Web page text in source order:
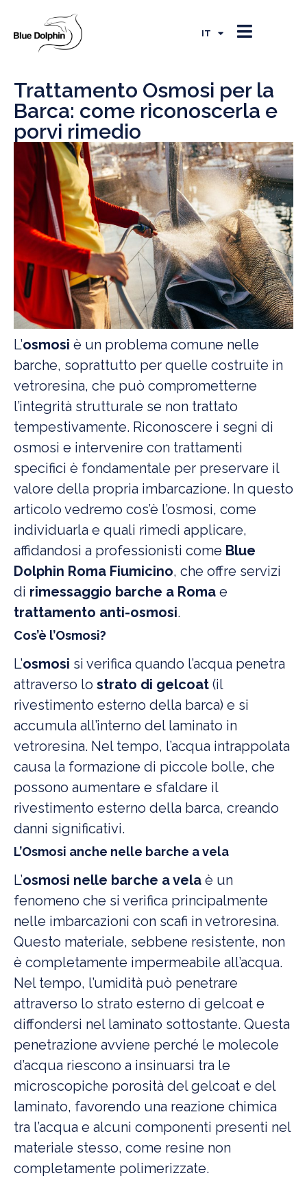
IT
ES
Trattamento Osmosi per la
Barca: come riconoscerla e
porvi rimedio
L’osmosi è un problema comune nelle
barche, soprattutto per quelle costruite in
vetroresina, che può comprometterne
l’integrità strutturale se non trattato
tempestivamente. Riconoscere i segni di
osmosi e intervenire con trattamenti
specifici è fondamentale per preservare il
valore della propria imbarcazione. In questo
articolo vedremo cos’è l’osmosi, come
individuarla e quali rimedi applicare,
affidandosi a professionisti come Blue
Dolphin Roma Fiumicino, che offre servizi
di rimessaggio barche a Roma e
trattamento anti-osmosi.
Cos’è l’Osmosi?
L’osmosi si verifica quando l’acqua penetra
attraverso lo strato di gelcoat (il
rivestimento esterno della barca) e si
accumula all’interno del laminato in
vetroresina. Nel tempo, l’acqua intrappolata
causa la formazione di piccole bolle, che
possono aumentare e sfaldare il
rivestimento esterno della barca, creando
danni significativi.
L’Osmosi anche nelle barche a vela
L’osmosi nelle barche a vela è un
fenomeno che si verifica principalmente
nelle imbarcazioni con scafi in vetroresina.
Questo materiale, sebbene resistente, non
è completamente impermeabile all’acqua.
Nel tempo, l’umidità può penetrare
attraverso lo strato esterno di gelcoat e
diffondersi nel laminato sottostante. Questa
penetrazione avviene perché le molecole
d’acqua riescono a insinuarsi tra le
microscopiche porosità del gelcoat e del
laminato, favorendo una reazione chimica
tra l’acqua e alcuni componenti presenti nel
materiale stesso, come resine non
completamente polimerizzate.